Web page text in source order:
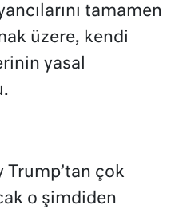
tamamen
üzere, kendi
yasal
çok
o şimdiden